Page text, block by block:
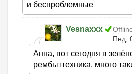
и беспроблемные
Vesnaxxx
Пнд,
Анна, вот сегодня в
рембыттехника, много